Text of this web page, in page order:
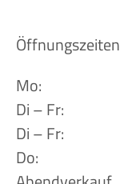
Öffnungszeiten
Mo:
Di – Fr:
Di – Fr:
Do: